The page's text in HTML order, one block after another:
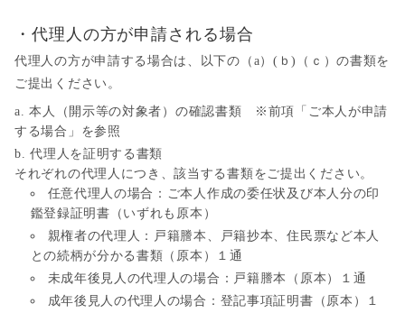
・代理人の方が申請される場合
代理人の方が申請する場合は、以下の（a）(ｂ)（ｃ）の書類を
ご提出ください。
本人（開示等の対象者）の確認書類 ※前項「ご本人が申請
する場合」を参照
代理人を証明する書類
それぞれの代理人につき、該当する書類をご提出ください。
任意代理人の場合：ご本人作成の委任状及び本人分の印
鑑登録証明書（いずれも原本）
親権者の代理人：戸籍謄本、戸籍抄本、住民票など本人
との続柄が分かる書類（原本）１通
未成年後見人の代理人の場合：戸籍謄本（原本）１通
成年後見人の代理人の場合：登記事項証明書（原本）１